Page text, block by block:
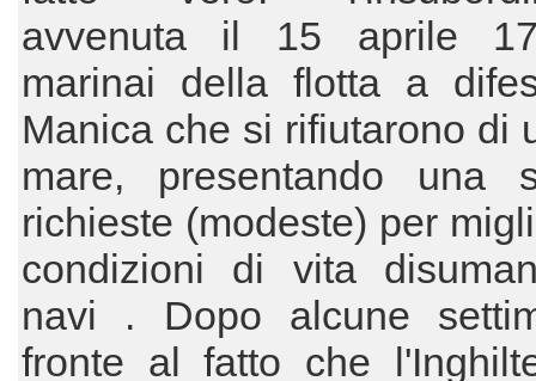
avvenuta il 15 aprile
marinai della flotta a
Manica che si rifiutarono di
mare, presentando una
richieste (modeste) per
condizioni di vita
navi . Dopo alcune
fronte al fatto che